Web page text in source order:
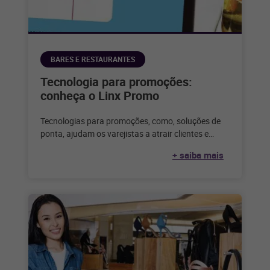
BARES E RESTAURANTES
Tecnologia para promoções:
conheça o Linx Promo
Tecnologias para promoções, como, soluções de
ponta, ajudam os varejistas a atrair clientes e
+ saiba mais